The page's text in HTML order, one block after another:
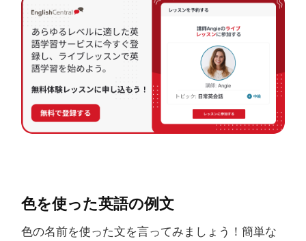
色を使った英語の例文
色の名前を使った文を言ってみましょう！簡単な